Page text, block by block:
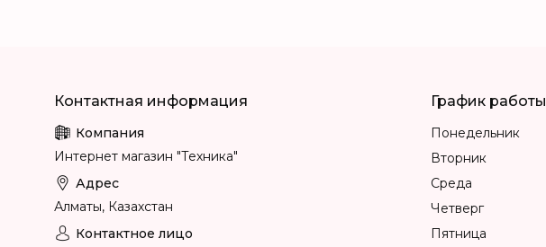
Интернет магазин "Техника"
Алматы, Казахстан
График работы
Понедельник
Вторник
Среда
Четверг
Пятница